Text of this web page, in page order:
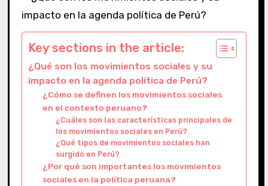
Key sections in the article:
¿Qué son los movimientos sociales y su
impacto en la agenda política de Perú?
¿Cómo se definen los movimientos sociales
en el contexto peruano?
¿Cuáles son las características principales de
los movimientos sociales en Perú?
¿Qué tipos de movimientos sociales han
surgido en Perú?
¿Por qué son importantes los movimientos
sociales en la política peruana?